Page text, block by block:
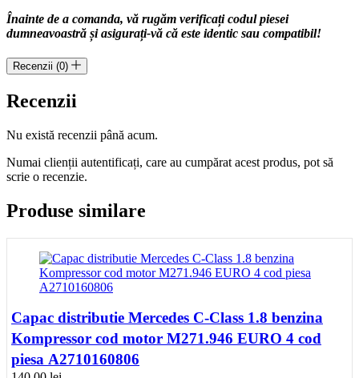
Înainte de a comanda, vă rugăm verificați codul piesei
dumneavoastră și asigurați-vă că este identic sau compatibil!
Recenzii (0)
Recenzii
Nu există recenzii până acum.
Numai clienții autentificați, care au cumpărat acest produs, pot să
scrie o recenzie.
Produse similare
Capac distributie Mercedes C-Class 1.8 benzina
Kompressor cod motor M271.946 EURO 4 cod
piesa A2710160806